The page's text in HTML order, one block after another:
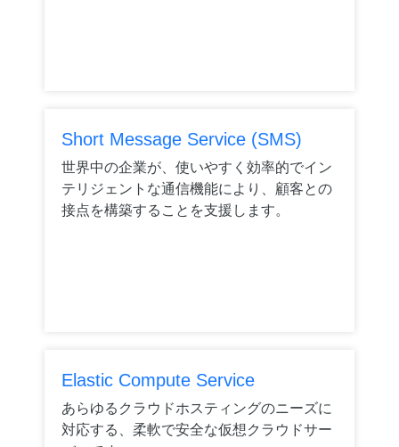
Short Message Service (SMS)
世界中の企業が、使いやすく効率的でイン
テリジェントな通信機能により、顧客との
接点を構築することを支援します。
Elastic Compute Service
あらゆるクラウドホスティングのニーズに
対応する、柔軟で安全な仮想クラウドサー